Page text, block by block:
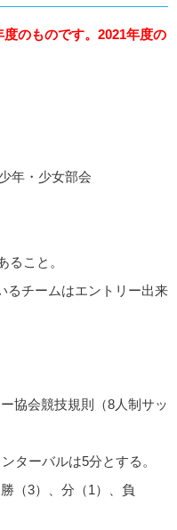
のものです。2021年度の
年・少女部会
ること。
るチームはエントリー出来
協会競技規則（8人制サッ
ターバルは5分とする。
（3）、分（1）、負